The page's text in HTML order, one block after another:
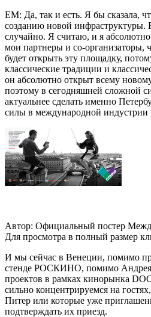
ЕМ: Да, так и есть. Я бы сказала,
созданию новой инфраструктуры.
случайно. Я считаю, и я
мои партнеры и со-
будет открыть эту площадку,
классические традиции и
он абсолютно открыт всему
поэтому в сегодняшней сложной
актуальнее сделать именно
силы в международной индустрии
Автор: Официальный постер
Для просмотра в полный размер
И мы сейчас в Венеции, помимо
стенде РОСКИНО, помимо Андрея
проектов в рамках кинорынка
сильно концентрируемся на
Питер или которые уже
подтверждать их приезд.